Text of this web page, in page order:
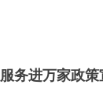
务进万家政